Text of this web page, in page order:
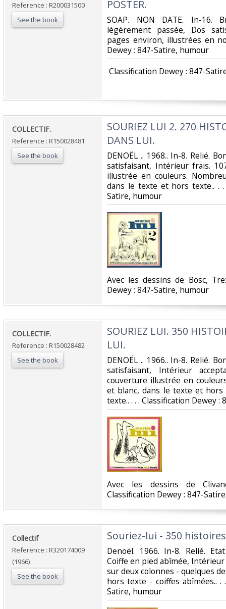
Reference : R200031500
See the book
POSTER.‎
‎SOAP. NON DATE. In-16.
légèrement passée, Dos
pages environ, illustrées en
Dewey : 847-Satire, humour‎
Classification Dewey : 847-
‎COLLECTIF.‎
Reference : R150028481
See the book
‎SOURIEZ LUI 2. 270
DANS LUI.‎
‎DENOËL .. 1968.. In-8. Relié.
satisfaisant, Intérieur frais.
illustrée en couleurs.
dans le texte et hors texte.. . .
Satire, humour‎
‎Avec les dessins de Bosc,
Dewey : 847-Satire, humour‎
‎COLLECTIF.‎
Reference : R150028482
See the book
‎SOURIEZ LUI. 350
LUI.‎
‎DENOËL .. 1966.. In-8. Relié.
satisfaisant, Intérieur
couverture illustrée en
et blanc, dans le texte et
texte.. . . . Classification Dewey
‎Avec les dessins de
Classification Dewey : 847-
‎Collectif‎
Reference : R320174009
(1966)
See the book
‎Souriez-lui - 350
‎Denoël. 1966. In-8. Relié.
Coiffe en pied abîmée,
sur deux colonnes - quelques
hors texte - coiffes abîmées.. .
Satire, humour‎